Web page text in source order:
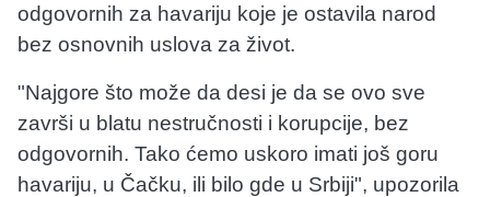
odgovornih za havariju koje je ostavila narod
bez osnovnih uslova za život.
"Najgore što može da desi je da se ovo sve
završi u blatu nestručnosti i korupcije, bez
odgovornih. Tako ćemo uskoro imati još goru
havariju, u Čačku, ili bilo gde u Srbiji", upozorila